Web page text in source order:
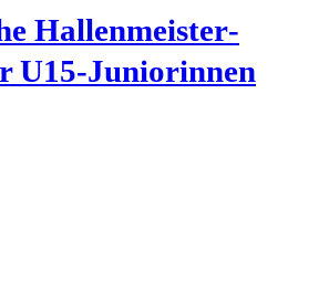
Hal­len­meis­ter­
U15-Juniorinnen